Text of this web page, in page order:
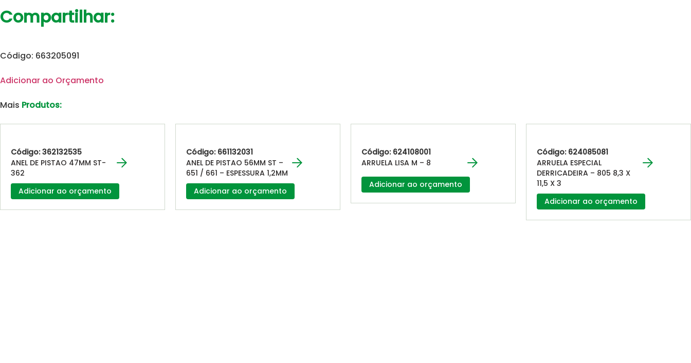
Compartilhar:
Código: 663205091
Adicionar ao Orçamento
Mais Produtos:
Código: 362132535
ANEL DE PISTAO 47MM ST-
362
Adicionar ao orçamento
Código: 661132031
ANEL DE PISTAO 56MM ST –
651 / 661 – ESPESSURA 1,2MM
Adicionar ao orçamento
Código: 624108001
ARRUELA LISA M – 8
Adicionar ao orçamento
Código: 624085081
ARRUELA ESPECIAL
DERRICADEIRA – 805 8,3 X
11,5 X 3
Adicionar ao orçamento